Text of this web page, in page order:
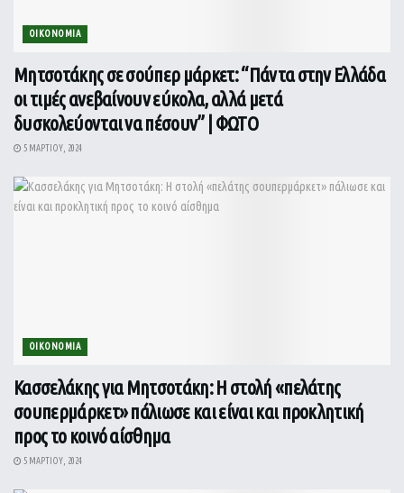
ΟΙΚΟΝΟΜΙΑ
Μητσοτάκης σε σούπερ μάρκετ: “Πάντα στην Ελλάδα
οι τιμές ανεβαίνουν εύκολα, αλλά μετά
δυσκολεύονται να πέσουν” | ΦΩΤΟ
5 ΜΑΡΤΊΟΥ, 2024
ΟΙΚΟΝΟΜΙΑ
Κασσελάκης για Μητσοτάκη: Η στολή «πελάτης
σουπερμάρκετ» πάλιωσε και είναι και προκλητική
προς το κοινό αίσθημα
5 ΜΑΡΤΊΟΥ, 2024